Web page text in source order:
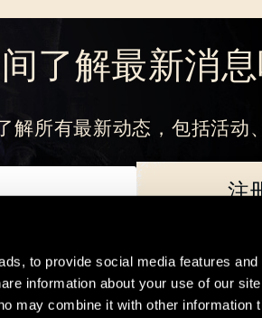
to provide social media features
information about your use of our
may combine it with other information
了解最新消息
解所有最新动态，包括活动
注
及您享有的基本权利。数据控制者为Techland